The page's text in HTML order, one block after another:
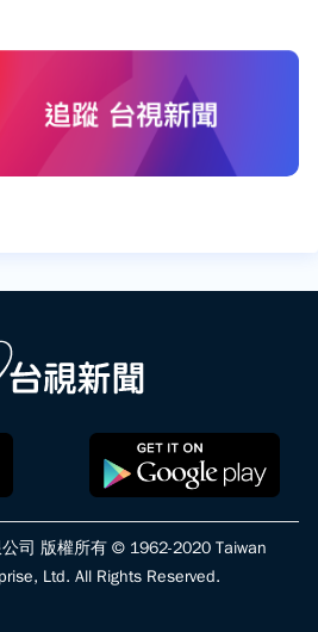
司 版權所有 © 1962-2020 Taiwan
Ltd. All Rights Reserved.